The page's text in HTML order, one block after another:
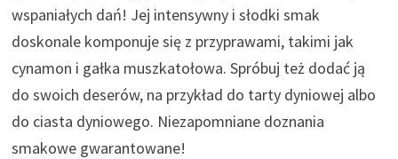
wspaniałych dań! Jej intensywny i słodki smak
doskonale komponuje się z przyprawami, takimi jak
cynamon i gałka muszkatołowa. Spróbuj też dodać ją
do swoich deserów, na przykład do tarty dyniowej albo
do ciasta dyniowego. Niezapomniane doznania
smakowe gwarantowane!